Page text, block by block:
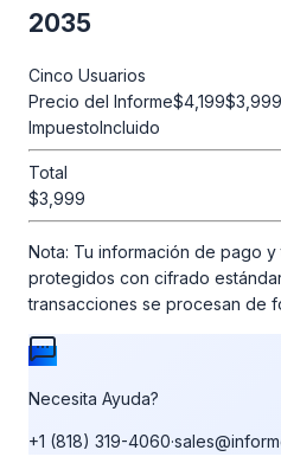
2035
Cinco Usuarios
Precio del Informe$4,199$3,999
ImpuestoIncluido
Total
$3,999
Nota: Tu información de pago
protegidos con cifrado
transacciones se procesan de
Necesita Ayuda?
+1 (818) 319-4060·